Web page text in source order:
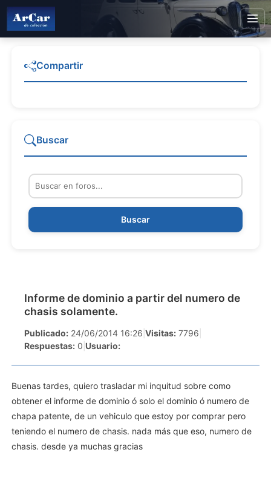
Informe de dominio a partir del numero de
chasis solamente.
Publicado: 24/06/2014 16:26 Visitas: 7796
Respuestas: 0 Usuario:
Buenas tardes, quiero trasladar mi inquitud sobre como
obtener el informe de dominio ó solo el dominio ó numero de
chapa patente, de un vehiculo que estoy por comprar pero
teniendo el numero de chasis. nada más que eso, numero de
chasis. desde ya muchas gracias
Compartir
Buscar
Buscar